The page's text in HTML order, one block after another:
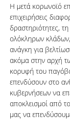
Η μετά κορωνοϊό
επιχειρήσεις
δραστηριότητες,
ολόκληρων
ανάγκη για
ακόμα στην αρχή
κορυφή του
επενδύσουν στο
κυβερνήσεων να
αποκλεισμοί από
μας να